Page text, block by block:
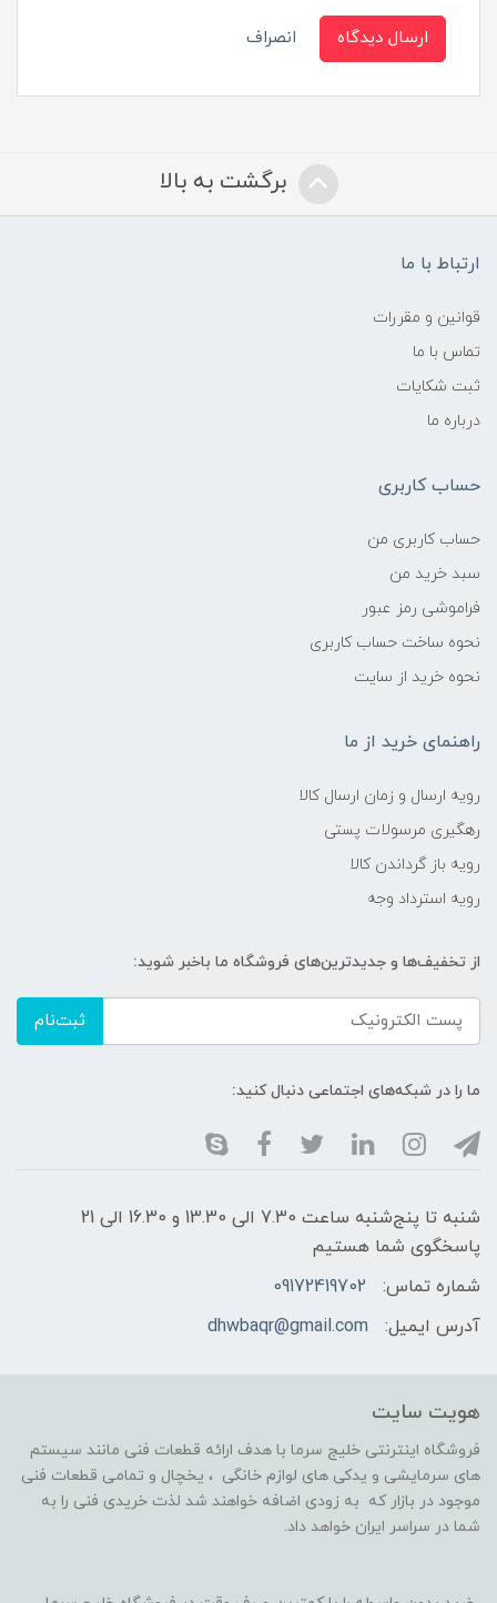
ارسال دیدگاه انصراف
برگشت به بالا
ارتباط با ما
قوانین و مقررات
تماس با ما
ثبت شکایات
درباره ما
حساب کاربری
حساب کاربری من
سبد خرید من
فراموشی رمز عبور
نحوه ساخت حساب کاربری
نحوه خرید از سایت
راهنمای خرید از ما
رویه ارسال و زمان ارسال کالا
رهگیری مرسولات پستی
رویه باز گرداندن کالا
رویه استرداد وجه
از تخفیف‌ها و جدیدترین‌های فروشگاه ما باخبر شوید:
ثبت‌نام
ما را در شبکه‌های اجتماعی دنبال کنید:
شنبه تا پنج‌شنبه ساعت 7.30 الی 13.30 و 16.30 الی 21
پاسخگوی شما هستیم
شماره تماس:
09172419702
آدرس ایمیل:
dhwbaqr@gmail.com
هویت سایت
فروشگاه اینترنتی خلیج سرما با هدف ارائه قطعات فنی مانند سیستم
های سرمایشی و یدکی های لوازم خانگی ، یخچال و تمامی قطعات فنی
موجود در بازار که به زودی اضافه خواهند شد لذت خریدی فنی را به
شما در سراسر ایران خواهد داد.